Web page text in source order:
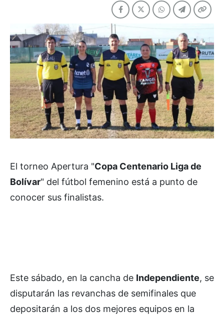
El torneo Apertura "Copa Centenario Liga de
Bolívar" del fútbol femenino está a punto de
conocer sus finalistas.
Este sábado, en la cancha de Independiente, se
disputarán las revanchas de semifinales que
depositarán a los dos mejores equipos en la